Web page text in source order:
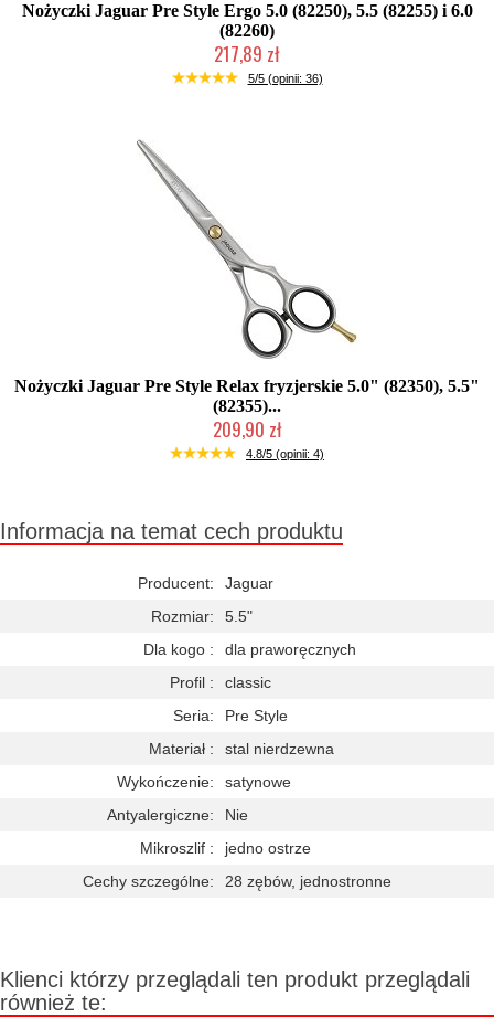
Nożyczki Jaguar Pre Style Ergo 5.0 (82250), 5.5 (82255) i 6.0
(82260)
217,89 zł
Mała ilość (wysyłka w 24h)
5/5 (opinii: 36)
Nożyczki Jaguar Pre Style Relax fryzjerskie 5.0" (82350), 5.5"
(82355)...
209,90 zł
Duża ilość (wysyłka w 24h)
4.8/5 (opinii: 4)
Informacja na temat cech produktu
Producent:
Jaguar
Rozmiar:
5.5"
Dla kogo :
dla praworęcznych
Profil :
classic
Seria:
Pre Style
Materiał :
stal nierdzewna
Wykończenie:
satynowe
Antyalergiczne:
Nie
Mikroszlif :
jedno ostrze
Cechy szczególne:
28 zębów, jednostronne
Klienci którzy przeglądali ten produkt przeglądali
również te: